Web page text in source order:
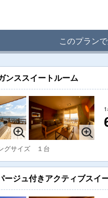
このプラン
ンススイートルーム
グサイズ １台
ージュ付きアクティブスイ